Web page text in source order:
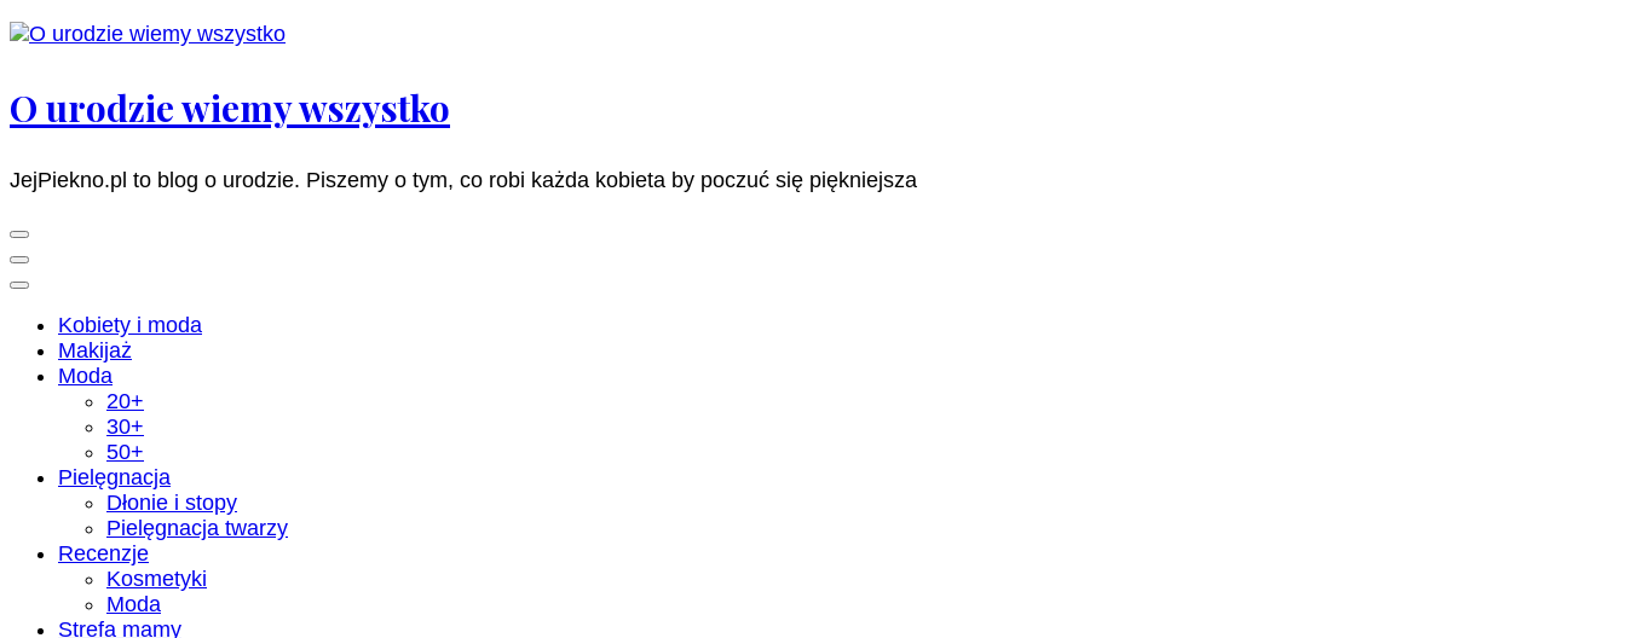
O urodzie wiemy wszystko
JejPiekno.pl to blog o urodzie. Piszemy o tym, co robi każda kobieta by poczuć się piękniejsza
Kobiety i moda
Makijaż
Moda
20+
30+
50+
Pielęgnacja
Dłonie i stopy
Pielęgnacja twarzy
Recenzje
Kosmetyki
Moda
Strefa mamy